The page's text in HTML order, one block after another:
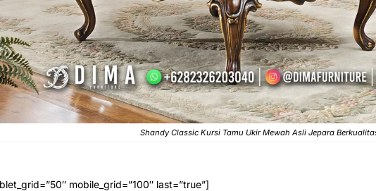
Shandy Classic Kursi Tamu Ukir Mewah Asli Jepara
mobile_grid=”100″ last=”true”]